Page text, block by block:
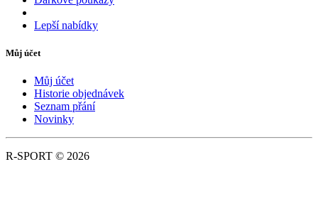
Lepší nabídky
Můj účet
Můj účet
Historie objednávek
Seznam přání
Novinky
R-SPORT © 2026